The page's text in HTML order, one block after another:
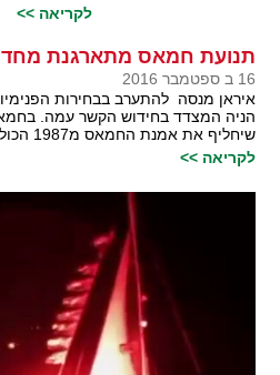
לקריאה >>
תנועת חמאס מתארגנת
16 ב ספטמבר 2016
איראן מנסה להתערב בבחירות
הניה המצדד בחידוש הקשר עמה.
שיחליף את אמנת החמאס מ1987 הכולל אסטרטגיה
לקריאה >>